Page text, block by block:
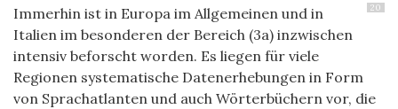
20
Immerhin ist in Europa im Allgemeinen und in
Italien im besonderen der Bereich (3a) inzwischen
intensiv beforscht worden. Es liegen für viele
Regionen systematische Datenerhebungen in Form
von Sprachatlanten und auch Wörterbüchern vor, die